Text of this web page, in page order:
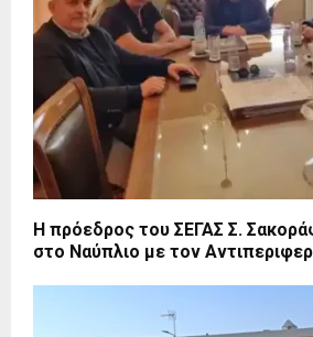
Η πρόεδρος του ΣΕΓΑΣ Σ.
στο Ναύπλιο με τον